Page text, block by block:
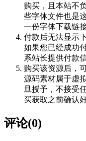
购买，且本站不
些字体文件也是
一份字体下载链
付款后无法显示
如果您已经成功
系站长提供付款
购买该资源后，
源码素材属于虚
旦授予，不接受
买获取之前确认
评论(0)